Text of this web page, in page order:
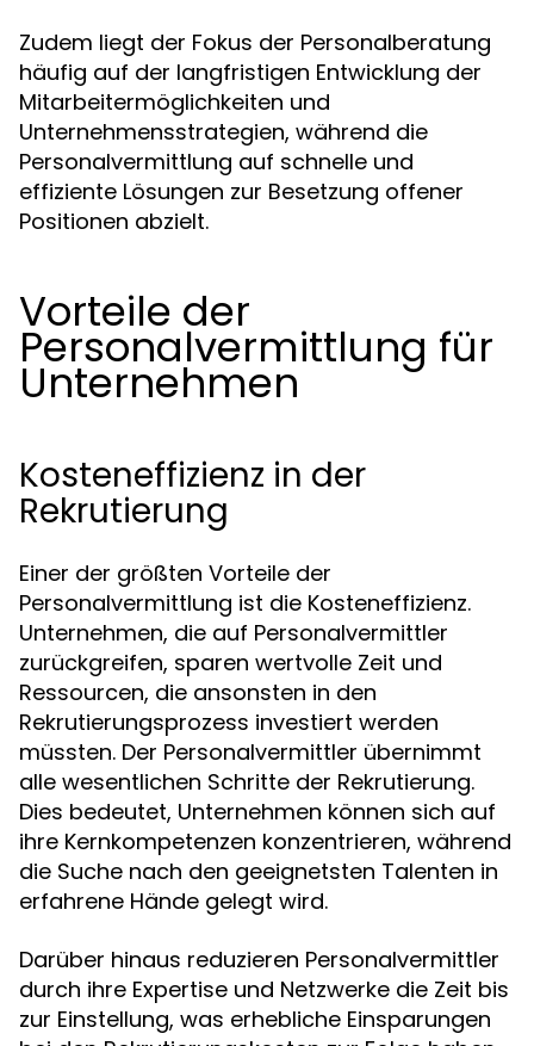
Zudem liegt der Fokus der Personalberatung
häufig auf der langfristigen Entwicklung der
Mitarbeitermöglichkeiten und
Unternehmensstrategien, während die
Personalvermittlung auf schnelle und
effiziente Lösungen zur Besetzung offener
Positionen abzielt.
Vorteile der
Personalvermittlung für
Unternehmen
Kosteneffizienz in der
Rekrutierung
Einer der größten Vorteile der
Personalvermittlung ist die Kosteneffizienz.
Unternehmen, die auf Personalvermittler
zurückgreifen, sparen wertvolle Zeit und
Ressourcen, die ansonsten in den
Rekrutierungsprozess investiert werden
müssten. Der Personalvermittler übernimmt
alle wesentlichen Schritte der Rekrutierung.
Dies bedeutet, Unternehmen können sich auf
ihre Kernkompetenzen konzentrieren, während
die Suche nach den geeignetsten Talenten in
erfahrene Hände gelegt wird.
Darüber hinaus reduzieren Personalvermittler
durch ihre Expertise und Netzwerke die Zeit bis
zur Einstellung, was erhebliche Einsparungen